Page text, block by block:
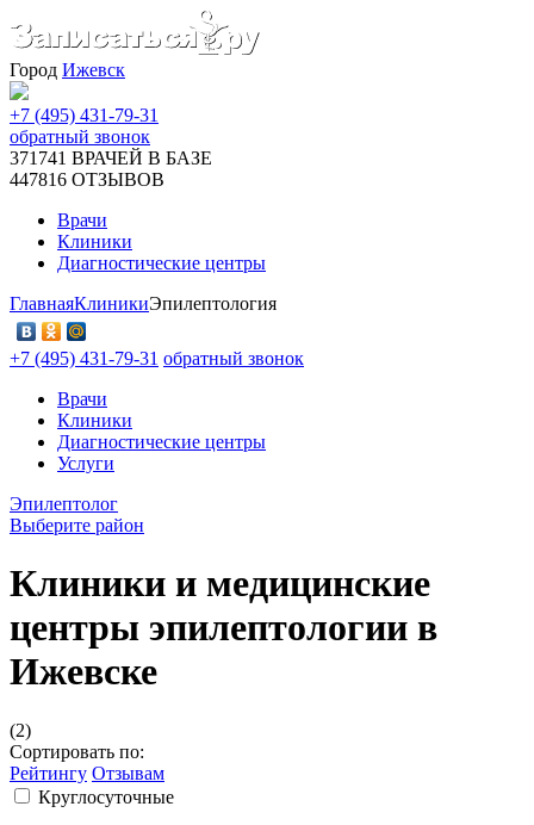
Город Ижевск
+7 (495) 431-79-31
обратный звонок
371741 ВРАЧЕЙ В БАЗЕ
447816 ОТЗЫВОВ
Врачи
Клиники
Диагностические центры
ГлавнаяКлиникиЭпилептология
+7 (495) 431-79-31 обратный звонок
Врачи
Клиники
Диагностические центры
Услуги
Эпилептолог
Выберите район
Клиники и медицинские
центры эпилептологии в
Ижевске
(2)
Сортировать по:
Рейтингу Отзывам
Круглосуточные